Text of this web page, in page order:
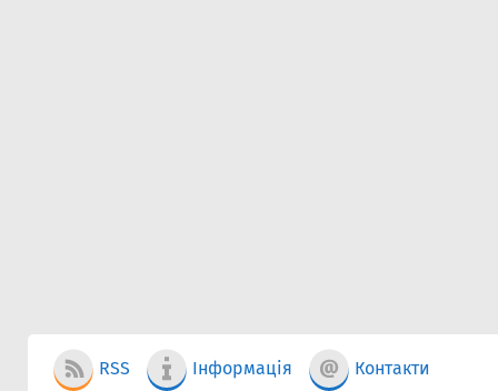
RSS Інформація Контакти